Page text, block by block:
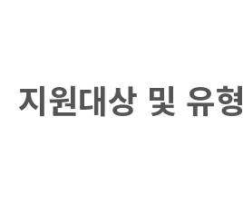
지원대상 및 유형